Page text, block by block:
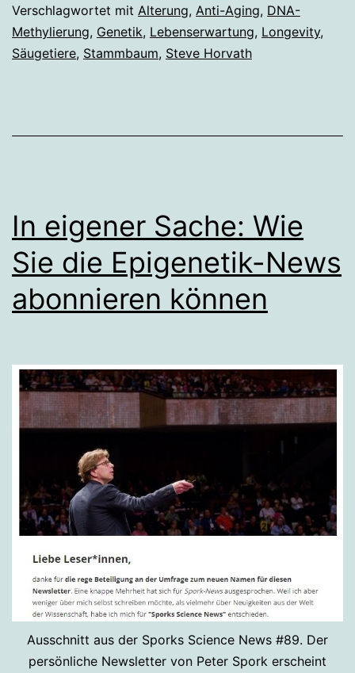
hilft
Anti-
Aging-
Verschlagwortet mit Alterung, Anti-Aging, DNA-
Methylierung, Genetik, Lebenserwartung, Longevity,
Säugetiere, Stammbaum, Steve Horvath
In eigener Sache: Wie
Sie die Epigenetik-News
abonnieren können
Ausschnitt aus der Sporks Science News #89. Der
persönliche Newsletter von Peter Spork erscheint